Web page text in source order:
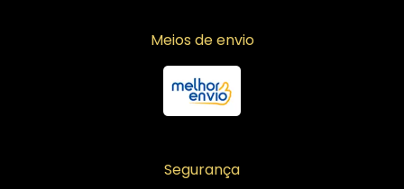
Meios de envio
Segurança